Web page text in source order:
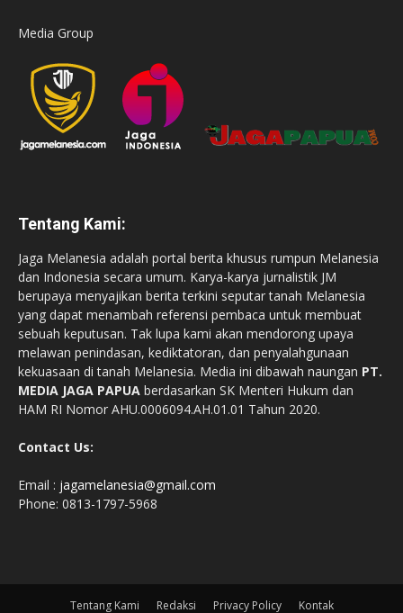
Media Group
Tentang Kami:
Jaga Melanesia adalah portal berita khusus rumpun Melanesia
dan Indonesia secara umum. Karya-karya jurnalistik JM
berupaya menyajikan berita terkini seputar tanah Melanesia
yang dapat menambah referensi pembaca untuk membuat
sebuah keputusan. Tak lupa kami akan mendorong upaya
melawan penindasan, kediktatoran, dan penyalahgunaan
kekuasaan di tanah Melanesia. Media ini dibawah naungan PT.
MEDIA JAGA PAPUA berdasarkan SK Menteri Hukum dan
HAM RI Nomor AHU.0006094.AH.01.01 Tahun 2020.
Contact Us:
Email : jagamelanesia@gmail.com
Phone: 0813-1797-5968
Tentang Kami Redaksi Privacy Policy Kontak